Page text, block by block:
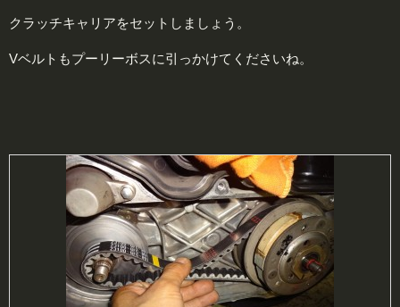
クラッチキャリアをセットしましょう。
Vベルトもプーリーボスに引っかけてくださいね。